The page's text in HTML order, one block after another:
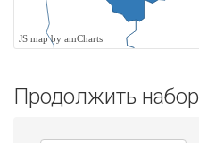
JS map by amCharts
Продолжить набор